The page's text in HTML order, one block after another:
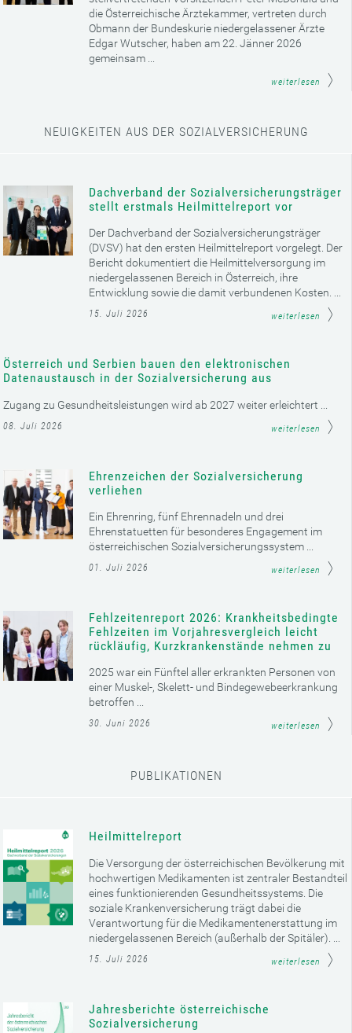
die Österreichische Ärztekammer, vertreten durch
Obmann der Bundeskurie niedergelassener Ärzte
Edgar Wutscher, haben am 22. Jänner 2026
gemeinsam ...
weiterlesen
NEUIGKEITEN AUS DER SOZIALVERSICHERUNG
Dachverband der Sozialversicherungsträger
stellt erstmals Heilmittelreport vor
Der Dachverband der Sozialversicherungsträger
(DVSV) hat den ersten Heilmittelreport vorgelegt. Der
Bericht dokumentiert die Heilmittelversorgung im
niedergelassenen Bereich in Österreich, ihre
Entwicklung sowie die damit verbundenen Kosten. ...
15. Juli 2026 weiterlesen
Österreich und Serbien bauen den elektronischen
Datenaustausch in der Sozialversicherung aus
Zugang zu Gesundheitsleistungen wird ab 2027 weiter erleichtert ...
08. Juli 2026 weiterlesen
Ehrenzeichen der Sozialversicherung
verliehen
Ein Ehrenring, fünf Ehrennadeln und drei
Ehrenstatuetten für besonderes Engagement im
österreichischen Sozialversicherungssystem ...
01. Juli 2026 weiterlesen
Fehlzeitenreport 2026: Krankheitsbedingte
Fehlzeiten im Vorjahresvergleich leicht
rückläufig, Kurzkrankenstände nehmen zu
2025 war ein Fünftel aller erkrankten Personen von
einer Muskel-, Skelett- und Bindegewebeerkrankung
betroffen ...
30. Juni 2026 weiterlesen
PUBLIKATIONEN
Heilmittelreport
Die Versorgung der österreichischen Bevölkerung mit
hochwertigen Medikamenten ist zentraler Bestandteil
eines funktionierenden Gesundheitssystems. Die
soziale Krankenversicherung trägt dabei die
Verantwortung für die Medikamentenerstattung im
niedergelassenen Bereich (außerhalb der Spitäler). ...
15. Juli 2026 weiterlesen
Jahresberichte österreichische
Sozialversicherung